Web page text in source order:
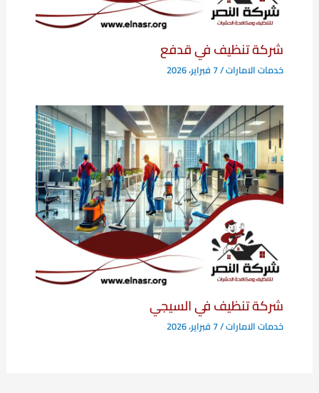
شركة تنظيف في قدفع
خدمات الامارات/7 فبراير، 2026
شركة تنظيف في السيجي
خدمات الامارات/7 فبراير، 2026